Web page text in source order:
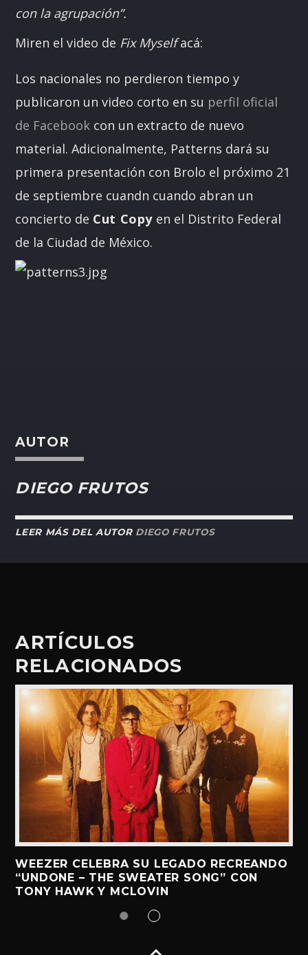
con la agrupación”.
Miren el video de Fix Myselfacá:
Los nacionales no perdieron tiempo y
publicaron un video corto en su perfil oficial
de Facebook con un extracto de nuevo
material. Adicionalmente, Patterns dará su
primera presentación con Brolo el próximo 21
de septiembre cuandn cuando abran un
concierto de Cut Copyen el Distrito Federal
de la Ciudad de México.
AUTOR
DIEGO FRUTOS
LEER MÁS DEL AUTOR DIEGO FRUTOS
ARTÍCULOS
RELACIONADOS
WEEZER CELEBRA SU LEGADO RECREANDO
“UNDONE – THE SWEATER SONG” CON
TONY HAWK Y MCLOVIN